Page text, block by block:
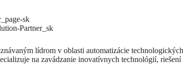
lídrom v oblasti automatizácie
na zavádzanie inovatívnych technológií,